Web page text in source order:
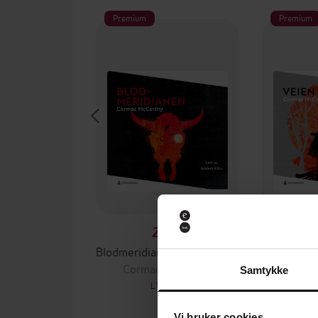
Samtykke
Premium
201,-
Blodmeridianen, eller Aftenrøden i vest
Cormac McCarthy
LYDBOK
Premium